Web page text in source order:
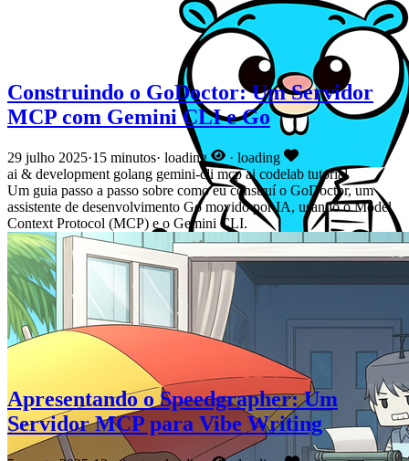
Construindo o GoDoctor: Um Servidor
MCP com Gemini CLI e Go
29 julho 2025·15 minutos· loading · loading
ai & development golang gemini-cli mcpai codelab tutorial
Um guia passo a passo sobre como eu construí o GoDoctor, um
assistente de desenvolvimento Go movido por IA, usando o Model
Context Protocol (MCP) e o Gemini CLI.
Apresentando o Speedgrapher: Um
Servidor MCP para Vibe Writing